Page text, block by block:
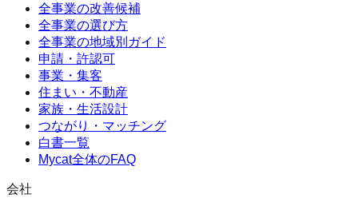
全事業の改善候補
全事業の選び方
全事業の地域別ガイド
申請・許認可
事業・集客
住まい・不動産
家族・生活設計
つながり・マッチング
白書一覧
Mycat全体のFAQ
会社